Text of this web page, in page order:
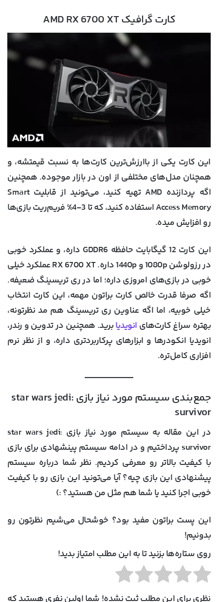
کارت گرافیک AMD RX 6700 XT
این کارت یکی از باارزش‌ترین کارت‌ها به نسبت قیمتشه، و
همچنان مدل‌های مختلفی از اون در بازار موجوده. همچنین
اگه پردازنده AMD تهیه کنید، می‌‎تونید از قابلیت Smart
Access Memory استفاده کنید، که تا 3-4% فریم‌ریت بازی‌ها
رو افزایش میده.
این کارت 12 گیگابایت حافظه GDDR6 داره، و عملکرد خوبی
در رزولوشن 1080p و 1440p داره. RX 6700 XT عملکرد خیلی
خوبی در بازی‌های امروزی داره؛ اما در ری تریسینگ ضعیفه.
اگه صرفا قدرت خالص کارت براتون مهمه، این کارت انتخاب
خیلی خوبیه، اما اگه عناوین ری تریسینگ هم مد نظرتونه،
بهتره سراغ کارت‌های انویدیابرید. همچنین در تدوین و رندر،
انویدیا انکودرها و ابزارهای پرکاربردتری داره، و از نظر نرم
افزاری کامل‌تره.
جمع‌بندی سیستم مورد نیاز بازی star wars jedi:
survivor
در این مقاله به
سیستم مورد نیاز بازی star wars jedi:
survivor پرداختیم و در ادامه سیستم پینشهادی برای بازی
با کیفیت بالاتر رو معرفی کردیم. نظر شما درباره سیستم
پیشنهادی این بازی چیه؟ آیا می‌تونید این بازی رو با کیفیت
خوبی اجرا کنید یا شما هم مثل من هستید؟ :)
این پست براتون مفید بود؟ خوشحال می‌شیم نظرتون رو
بدونیم!
روی ستاره‌ها بزنید تا به این مطلب امتیاز بدید!
نظری برای این مطلب ثبت نشده! شما اولین نفری هستید که